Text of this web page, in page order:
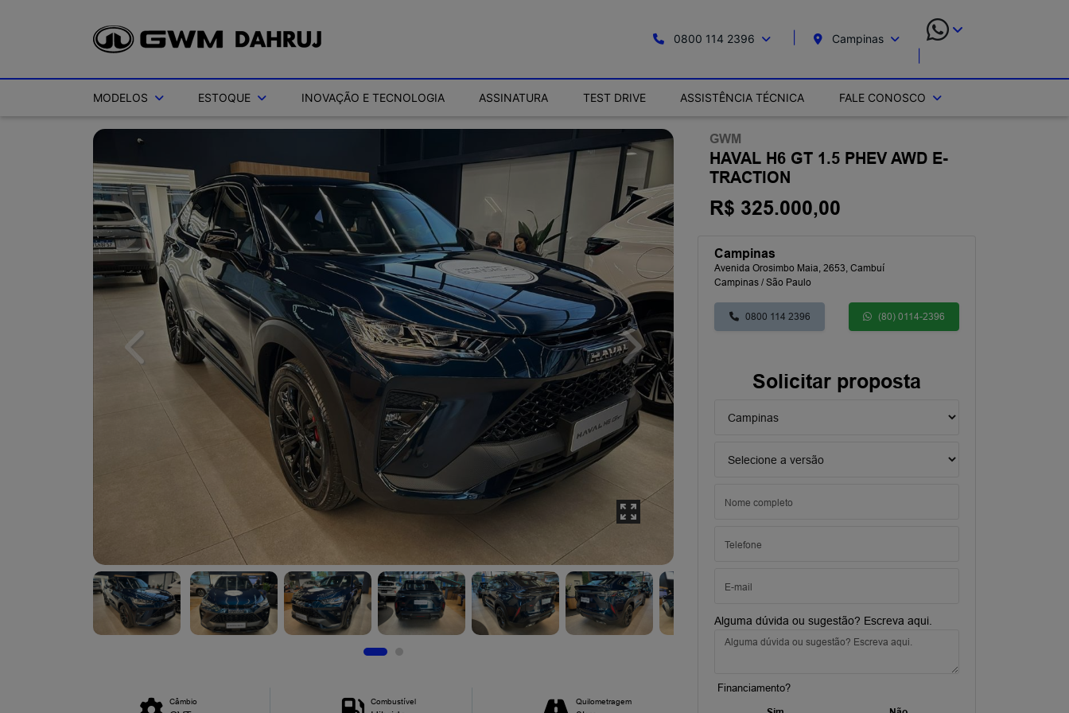
0800 114 2396 Campinas
MODELOS ESTOQUE INOVAÇÃO E TECNOLOGIA ASSINATURA TEST DRIVE ASSISTÊNCIA TÉCNICA FALE CONOSCO
GWM
HAVAL H6 GT 1.5 PHEV AWD E-
TRACTION
R$ 325.000,00
Campinas
Avenida Orosimbo Maia, 2653, Cambuí
Campinas / São Paulo
0800 114 2396 (80) 0114-2396
Solicitar proposta
Alguma dúvida ou sugestão? Escreva aqui.
Financiamento?
Previous Next
Câmbio Combustível Quilometragem